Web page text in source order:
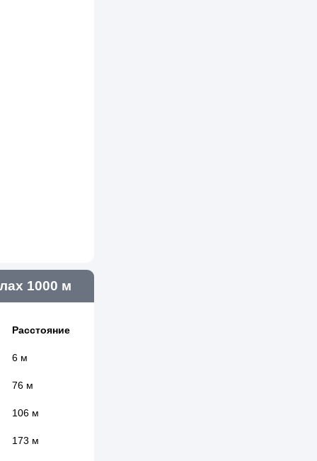
1000 м
Расстояние
6 м
76 м
106 м
173 м